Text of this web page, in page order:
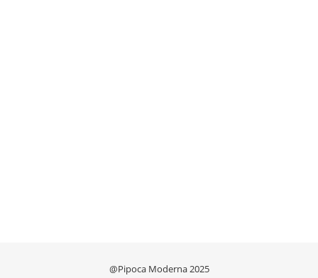
@Pipoca Moderna 2025